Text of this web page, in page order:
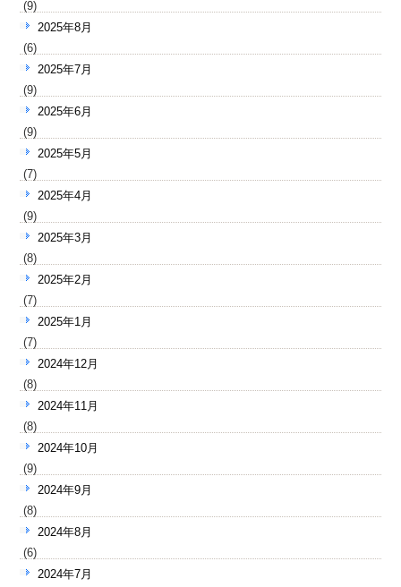
(9)
2025年8月
(6)
2025年7月
(9)
2025年6月
(9)
2025年5月
(7)
2025年4月
(9)
2025年3月
(8)
2025年2月
(7)
2025年1月
(7)
2024年12月
(8)
2024年11月
(8)
2024年10月
(9)
2024年9月
(8)
2024年8月
(6)
2024年7月